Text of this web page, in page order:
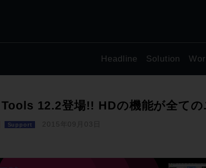
Headline Solution
12.2登場!! HDの機能が全て
Support 2015年09月03日